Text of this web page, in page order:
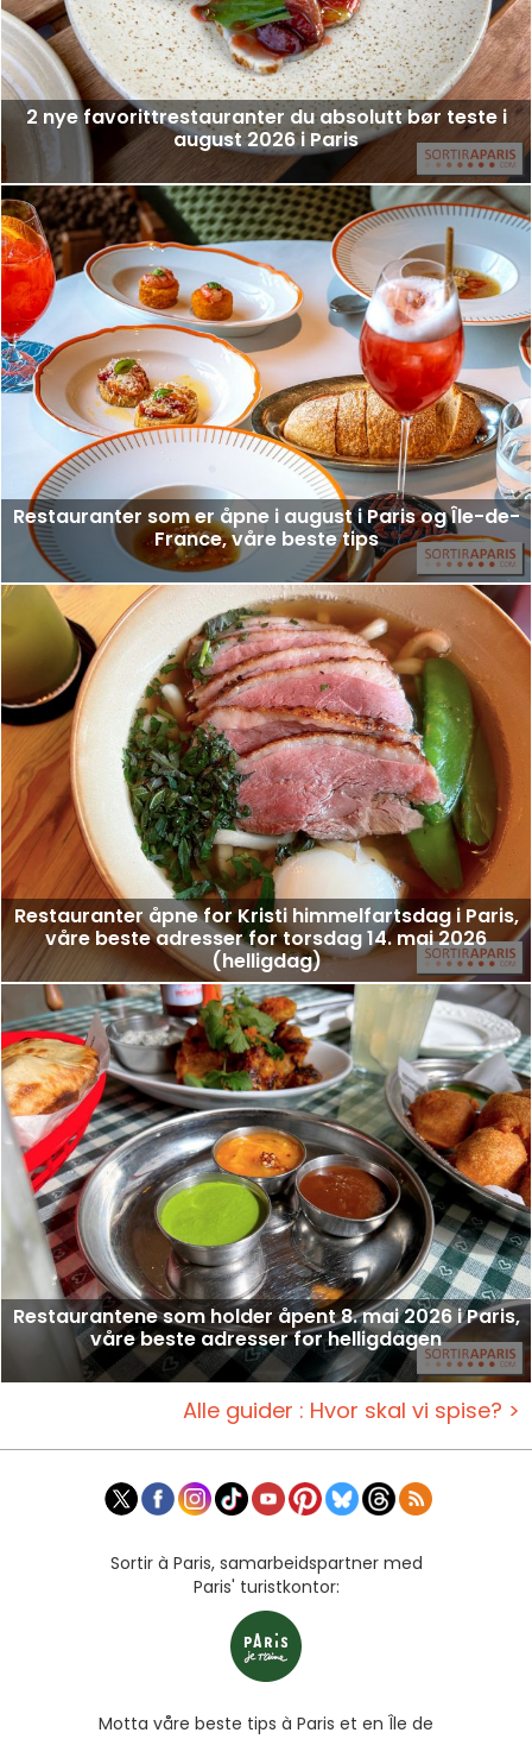
2 nye favorittrestauranter du absolutt bør teste i
august 2026 i Paris
Restauranter som er åpne i august i Paris og Île-de-
France, våre beste tips
Restauranter åpne for Kristi himmelfartsdag i Paris,
våre beste adresser for torsdag 14. mai 2026
(helligdag)
Restaurantene som holder åpent 8. mai 2026 i Paris,
våre beste adresser for helligdagen
Alle guider : Hvor skal vi spise? >
Sortir à Paris, samarbeidspartner med
Paris' turistkontor:
Motta våre beste tips à Paris et en Île de